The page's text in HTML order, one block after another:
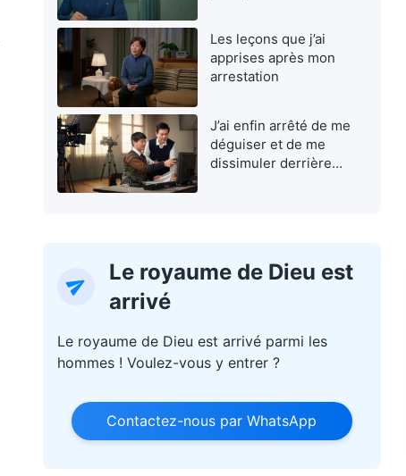
Les leçons que j’ai
apprises après mon
arrestation
J’ai enfin arrêté de me
déguiser et de me
dissimuler derrière
Le royaume de Dieu est
arrivé
Le royaume de Dieu est arrivé parmi les
hommes ! Voulez-vous y entrer ?
Contactez-nous par WhatsApp